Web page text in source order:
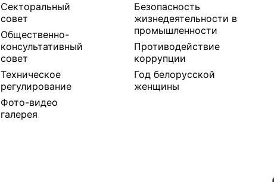
Секторальный
совет
Общественно-
консультативный
совет
Техническое
регулирование
Фото-видео
галерея
Безопасность
жизнедеятельности в
промышленности
Противодействие
коррупции
Год белорусской
женщины